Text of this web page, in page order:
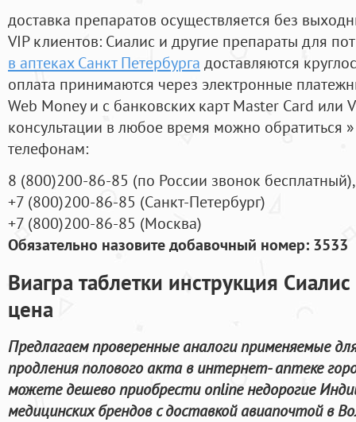
доставка препаратов осуществляется без
VIP клиентов: Сиалис и другие препараты для
в аптеках Санкт Петербурга доставляются
оплата принимаются через электронные
Web Money и с банковских карт Master Card или
консультации в любое время можно обратиться
телефонам:
8 (800)200-86-85 (по России звонок бесплатный),
+7 (800)200-86-85 (Санкт-Петербург)
+7 (800)200-86-85 (Москва)
Обязательно назовите добавочный номер: 3533
Виагра таблетки инструкция
цена
Предлагаем проверенные аналоги применяемые
продления полового акта в интернет- аптеке
можете дешево приобрести online недорогие
медицинских брендов с доставкой авиапочтой в